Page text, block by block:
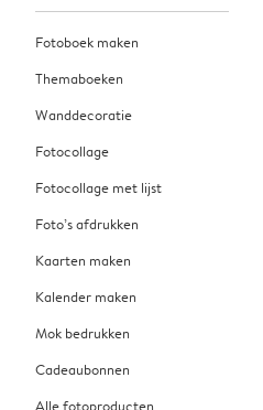
Fotoboek maken
Themaboeken
Wanddecoratie
Fotocollage
Fotocollage met lijst
Foto’s afdrukken
Kaarten maken
Kalender maken
Mok bedrukken
Cadeaubonnen
Alle fotoproducten